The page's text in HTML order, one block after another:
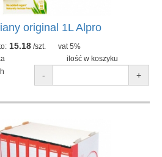
original 1L Alpro
15.18/szt.
vat 5%
ilość w koszyku
- +